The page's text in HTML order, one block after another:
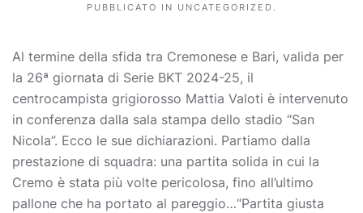
PUBBLICATO IN UNCATEGORIZED .
Al termine della sfida tra Cremonese e Bari, valida per
la 26ª giornata di Serie BKT 2024-25, il
centrocampista grigiorosso Mattia Valoti è intervenuto
in conferenza dalla sala stampa dello stadio “San
Nicola”. Ecco le sue dichiarazioni. Partiamo dalla
prestazione di squadra: una partita solida in cui la
Cremo è stata più volte pericolosa, fino all’ultimo
pallone che ha portato al pareggio…“Partita giusta